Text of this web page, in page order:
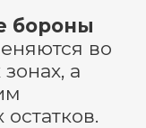
бороны
во
а